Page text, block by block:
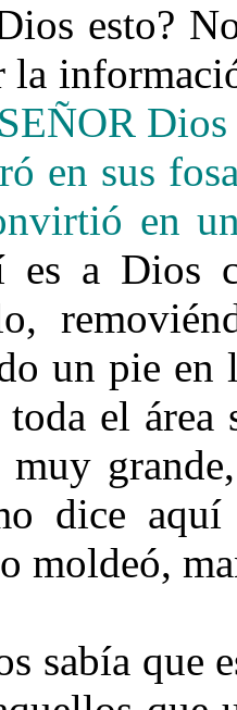
esto?
la
en sus
en
es a Dios
un pie
el
dice
moldeó,
sabía que